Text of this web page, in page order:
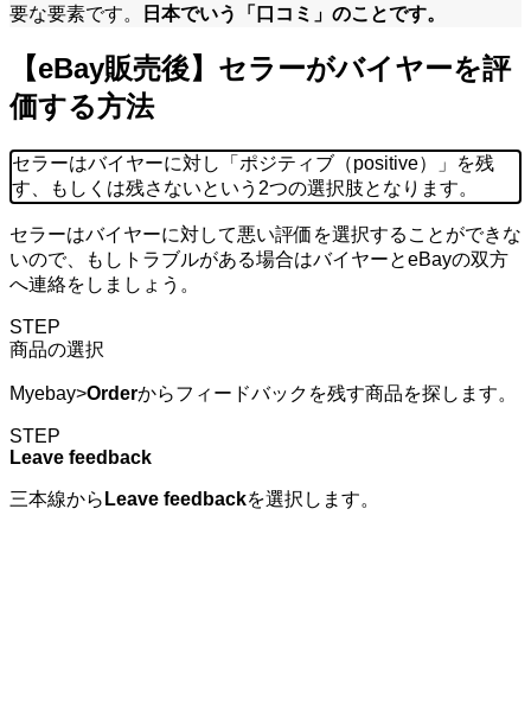
要な要素です。
日本でいう「口コミ」のことです。
【eBay販売後】セラーがバイヤーを評
価する方法
セラーはバイヤーに対し「ポジティブ（positive）」を残
す、もしくは残さないという2つの選択肢となります。
セラーはバイヤーに対して悪い評価を選択することができな
いので、もしトラブルがある場合はバイヤーとeBayの双方
へ連絡をしましょう。
STEP
商品の選択
Myebay>Orderからフィードバックを残す商品を探します。
STEP
Leave feedback
三本線から Leave feedbackを選択します。